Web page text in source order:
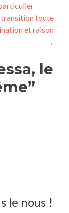
transition toute
et raison
→
le
”
le nous !